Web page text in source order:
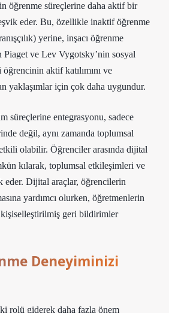
öğrenme süreçlerine daha aktif bir
eder. Bu, özellikle inaktif öğrenme
yerine, inşacı öğrenme
Piaget ve Lev Vygotsky’nin sosyal
aktif katılımını ve
yaklaşımlar için çok daha uygundur.
süreçlerine entegrasyonu, sadece
değil, aynı zamanda toplumsal
olabilir. Öğrenciler arasında dijital
kılarak, toplumsal etkileşimleri ve
eder. Dijital araçlar, öğrencilerin
yardımcı olurken, öğretmenlerin
geri bildirimler
Deneyiminizi
rolü giderek daha fazla önem